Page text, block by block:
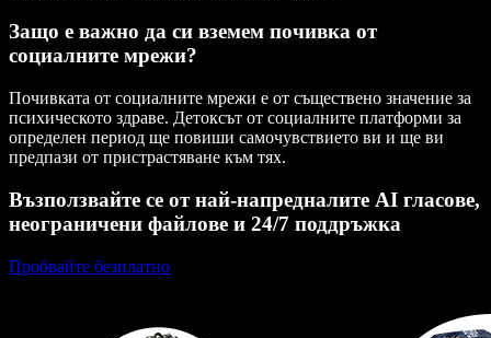
Защо е важно да си вземем почивка от
социалните мрежи?
Почивката от социалните мрежи е от съществено значение за
психическото здраве. Детоксът от социалните платформи за
определен период ще повиши самочувствието ви и ще ви
предпази от пристрастяване към тях.
Възползвайте се от най-напредналите AI гласове,
неограничени файлове и 24/7 поддръжка
Пробвайте безплатно